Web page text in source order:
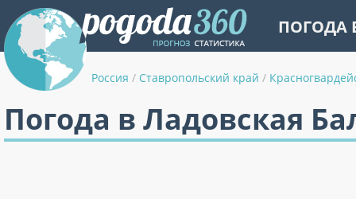
ПОГОДА
Россия / Ставропольский край /
Погода в Ладовская